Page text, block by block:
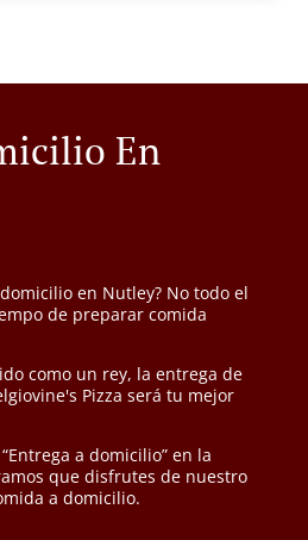
En
en Nutley? No todo el
de preparar comida
como un rey, la entrega de
Pizza será tu mejor
a domicilio” en la
que disfrutes de nuestro
a domicilio.